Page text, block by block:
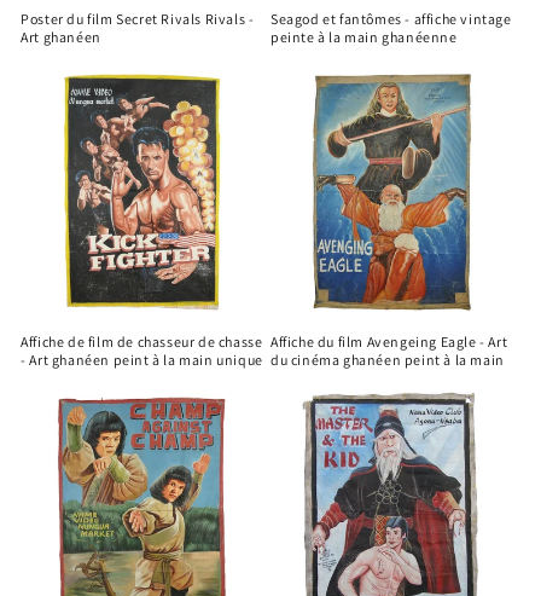
Poster du film Secret Rivals Rivals -
Art ghanéen
Seagod et fantômes - affiche vintage
peinte à la main ghanéenne
Affiche de film de chasseur de chasse
- Art ghanéen peint à la main unique
Affiche du film Avengeing Eagle - Art
du cinéma ghanéen peint à la main